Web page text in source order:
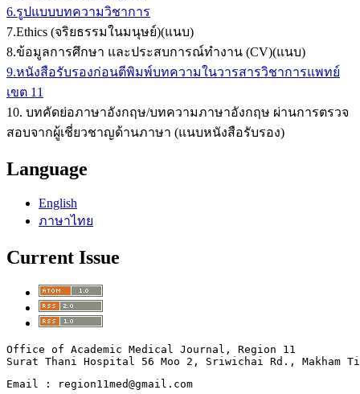
6.รูปแบบบทความวิชาการ
7.Ethics (จริยธรรมในมนุษย์)(แนบ)
8.ข้อมูลการศึกษา และประสบการณ์ทำงาน (CV)(แนบ)
9.หนังสือรับรองก่อนตีพิมพ์บทความในวารสารวิชาการแพทย์
เขต 11
10. บทคัดย่อภาษาอังกฤษ/บทความภาษาอังกฤษ ผ่านการตรวจ
สอบจากผู้เชี่ยวชาญด้านภาษา (แนบหนังสือรับรอง)
Language
English
ภาษาไทย
Current Issue
Office of Academic Medical Journal, Region 11
Surat Thani Hospital 56 Moo 2, Sriwichai Rd.,
Email : region11med@gmail.com